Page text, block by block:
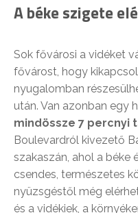
A béke szigete
Sok fővárosi a vidéket
fővárost, hogy
nyugalomban
után. Van azonban egy
mindössze 7 percnyi
Boulevardról kivezető
szakaszán, ahol a
csendes, természetes
nyüzsgéstől még
és a vidékiek, a